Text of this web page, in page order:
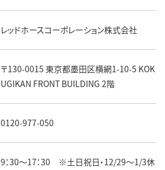
レッドホースコーポレーション株式会社
〒130-0015 東京都墨田区横網1-10-5 KOK
UGIKAN FRONT BUILDING 2階
0120-977-050
9：30～17：30 ※土日祝日・12/29～1/3休